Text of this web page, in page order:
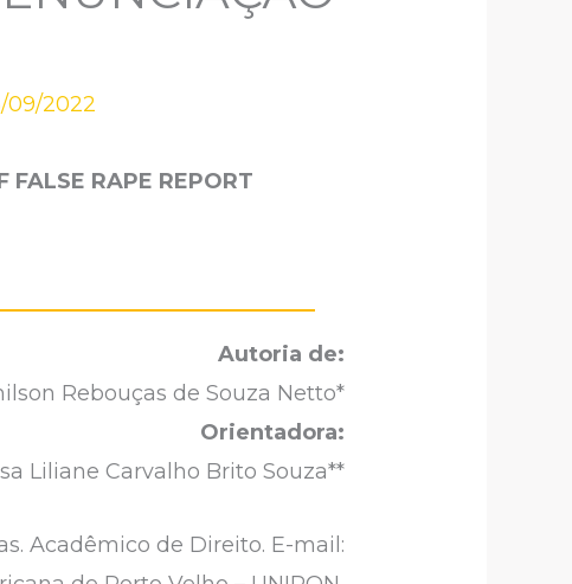
09/2022
FALSE RAPE REPORT
Autoria de:
Rebouças de Souza Netto*
Orientadora:
Liliane Carvalho Brito Souza**
Acadêmico de Direito. E-mail: